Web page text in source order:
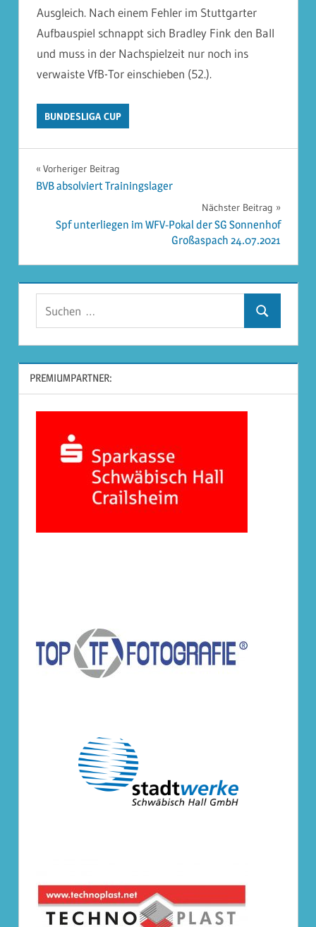
Ausgleich. Nach einem Fehler im Stuttgarter
Aufbauspiel schnappt sich Bradley Fink den Ball
und muss in der Nachspielzeit nur noch ins
verwaiste VfB-Tor einschieben (52.).
BUNDESLIGA CUP
Beitragsnavigation
Vorheriger Beitrag
BVB absolviert Trainingslager
Nächster Beitrag
Spf unterliegen im WFV-Pokal der SG Sonnenhof
Großaspach 24.07.2021
Suchen
PREMIUMPARTNER: